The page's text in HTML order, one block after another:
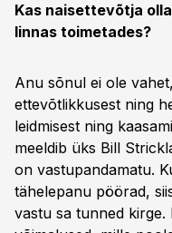
Kas naisettevõtja
linnas toimetades?
Anu sõnul ei ole
ettevõtlikkusest ning
leidmisest ning
meeldib üks Bill
on vastupandamatu.
tähelepanu pöörad,
vastu sa tunned kirge.